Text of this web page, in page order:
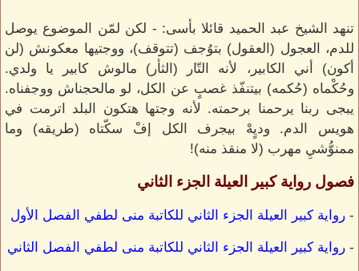
تنهد الشيخ عبد الحميد قائلا بأسى: - لكن لمّن الموضوع يوصل
للدم، العجول (العقول) بتوُجف (تتوقف)، ووجتيها معكونش (لن
أكون) أني الكابير، لأنه التّار (الثأر) مالوش كابير يا ولدي.
وحُكْماه (حُكمه) بيتنفّذ غصبٍ عن الكل، لو مالحجناش ووجفناه.
يبجى ربنا يرحمنا برحمته. لأنه وجتها هتكون البلد اترمت في
هويس الدم. وديٍهْ بيجرف الكل إفْ سكّتاه (طريقه) وما
ممنوُّشيِ مهرب (لا منقذ منه)!
فصول رواية كبير العيلة الجزء الثاني
- رواية كبير العيلة الجزء الثاني للكاتبة منى لطفي الفصل الأول
- رواية كبير العيلة الجزء الثاني للكاتبة منى لطفي الفصل الثاني